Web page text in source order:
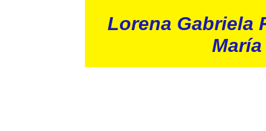
Lorena Gabriela